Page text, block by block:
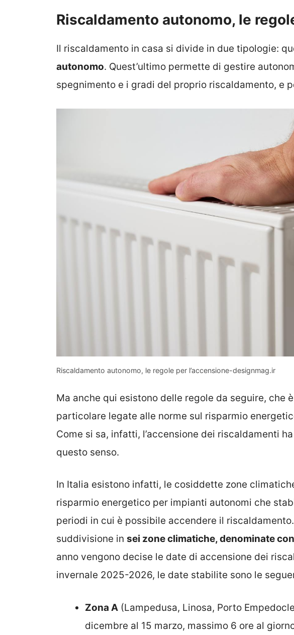
Riscaldamento autonomo, le
Il riscaldamento in casa si divide in due tipologie:
autonomo. Quest’ultimo permette di gestire
spegnimento e i gradi del proprio riscaldamento, e
Riscaldamento autonomo, le regole per l’accensione-designmag.ir
Ma anche qui esistono delle regole da seguire, che
particolare legate alle norme sul risparmio
Come si sa, infatti, l’accensione dei riscaldamenti
questo senso.
In Italia esistono infatti, le cosiddette zone
risparmio energetico per impianti autonomi che
periodi in cui è possibile accendere il
suddivisione in sei zone climatiche, denominate
anno vengono decise le date di accensione dei
invernale 2025-2026, le date stabilite sono le
Zona A (Lampedusa, Linosa, Porto
dicembre al 15 marzo, massimo 6 ore al